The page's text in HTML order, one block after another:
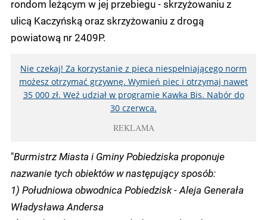
rondom leżącym w jej przebiegu - skrzyżowaniu z
ulicą Kaczyńską oraz skrzyżowaniu z drogą
powiatową nr 2409P.
Nie czekaj! Za korzystanie z pieca niespełniającego norm
możesz otrzymać grzywnę. Wymień piec i otrzymaj nawet
35 000 zł. Weź udział w programie Kawka Bis. Nabór do
30 czerwca.
REKLAMA
"Burmistrz Miasta i Gminy Pobiedziska proponuje
nazwanie tych obiektów w następujący sposób:
1) Południowa obwodnica Pobiedzisk - Aleja Generała
Władysława Andersa